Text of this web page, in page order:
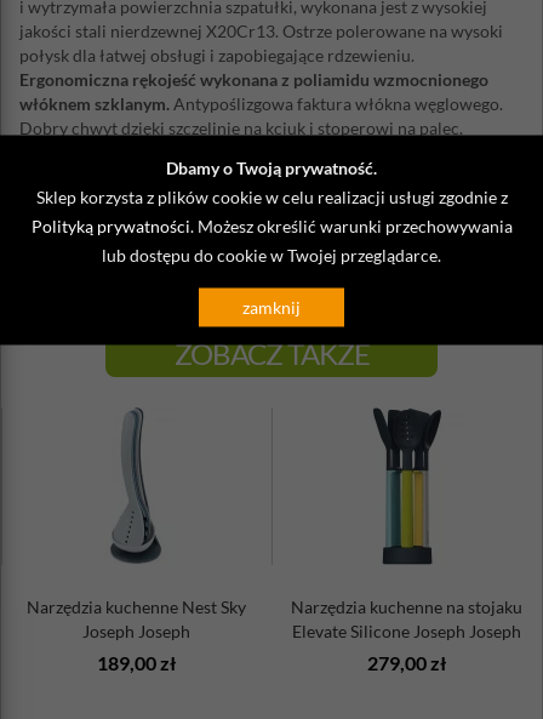
Dbamy o Twoją prywatność.
Sklep korzysta z plików cookie w celu realizacji usługi zgodnie z
Polityką prywatności . Możesz określić warunki przechowywania
lub dostępu do cookie w Twojej przeglądarce.
zamknij
i wytrzymała powierzchnia szpatułki, wykonana jest z wysokiej
jakości stali nierdzewnej X20Cr13. Ostrze polerowane na wysoki
połysk dla łatwej obsługi i zapobiegające rdzewieniu.
Ergonomiczna rękojeść wykonana z poliamidu wzmocnionego
włóknem szklanym. Antypoślizgowa faktura włókna węglowego.
Dobry chwyt dzięki szczelinie na kciuk i stoperowi na palec.
Materiał: stal nierdzewna
Długość całkowita: 22 cm
Długość powierzchni roboczej: 9 cm
Szerokość: 2 cm
Można myć w zmywarce
ZOBACZ TAKŻE
Narzędzia kuchenne Nest Sky
Joseph Joseph
189,00 zł
Narzędzia kuchenne na stojaku
Elevate Silicone Joseph Joseph
279,00 zł